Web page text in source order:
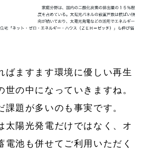
ばますます環境に優しい再生
世の中になっていきますね。
課題が多いのも事実です。
太陽光発電だけではなく、オ
電池も併せてご利用いただく